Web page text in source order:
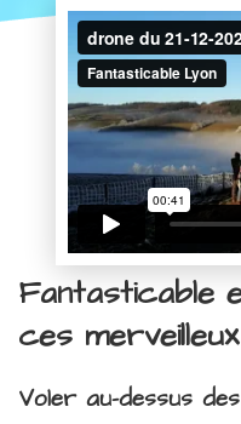
Fantasticable
ces
Voler au-dessus